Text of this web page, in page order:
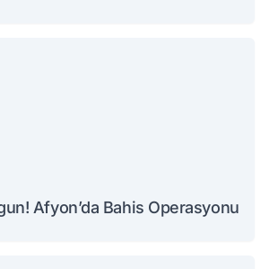
Afyon’da Bahis Operasyonu